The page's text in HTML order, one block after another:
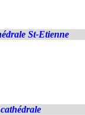
St-Etienne
cathédrale